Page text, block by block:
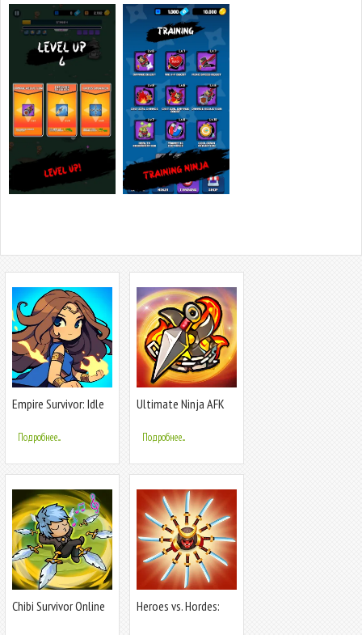
Empire Survivor: Idle
Подробнее...
Ultimate Ninja AFK
Подробнее...
Chibi Survivor Online
Heroes vs. Hordes: